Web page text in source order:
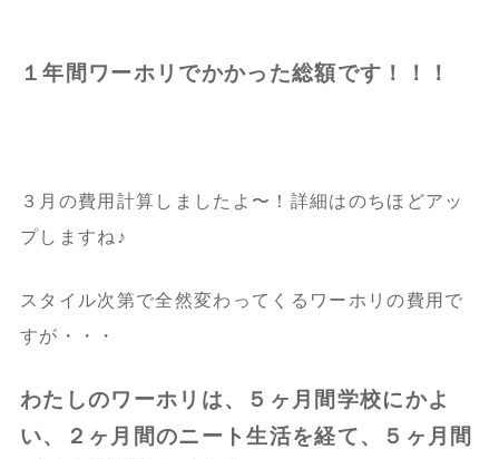
１年間ワーホリでかかった総額です！！！
３月の費用計算しましたよ〜！詳細はのちほどアッ
プしますね♪
スタイル次第で全然変わってくるワーホリの費用で
すが・・・
わたしのワーホリは、５ヶ月間学校にかよ
い、２ヶ月間のニート生活を経て、５ヶ月間